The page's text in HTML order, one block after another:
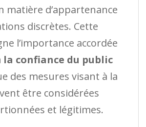
matière d’appartenance
discrètes. Cette
l’importance accordée
la confiance du public
des mesures visant à la
être considérées
et légitimes.